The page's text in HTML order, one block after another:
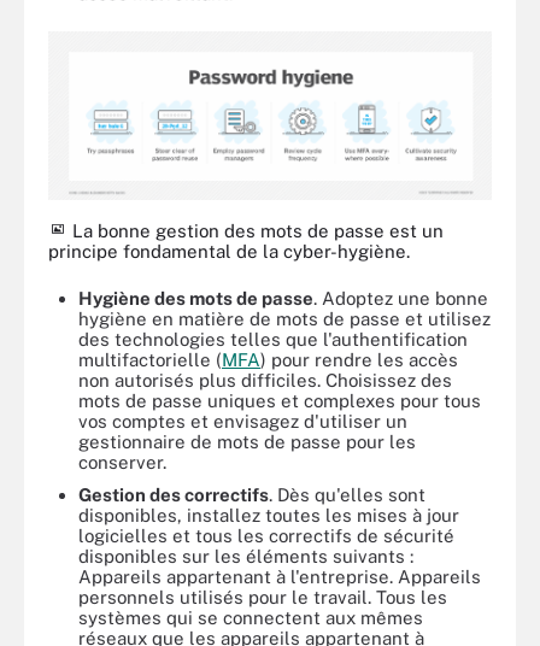
La bonne gestion des mots de passe est un
principe fondamental de la cyber-hygiène.
Hygiène des mots de passe. Adoptez une bonne
hygiène en matière de mots de passe et utilisez
des technologies telles que l'authentification
multifactorielle (MFA) pour rendre les accès
non autorisés plus difficiles. Choisissez des
mots de passe uniques et complexes pour tous
vos comptes et envisagez d'utiliser un
gestionnaire de mots de passe pour les
conserver.
Gestion des correctifs. Dès qu'elles sont
disponibles, installez toutes les mises à jour
logicielles et tous les correctifs de sécurité
disponibles sur les éléments suivants :
Appareils appartenant à l'entreprise. Appareils
personnels utilisés pour le travail. Tous les
systèmes qui se connectent aux mêmes
réseaux que les appareils appartenant à